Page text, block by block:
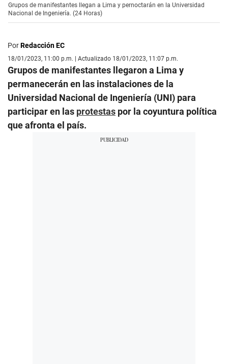
Grupos de manifestantes llegan a Lima y pernoctarán en la Universidad
Nacional de Ingeniería. (24 Horas)
PorRedacción EC
18/01/2023, 11:00 p.m. | Actualizado 18/01/2023, 11:07 p.m.
Grupos de manifestantes llegaron a Lima y
permanecerán en las instalaciones de la
Universidad Nacional de Ingeniería (UNI) para
participar en las protestas por la coyuntura política
que afronta el país.